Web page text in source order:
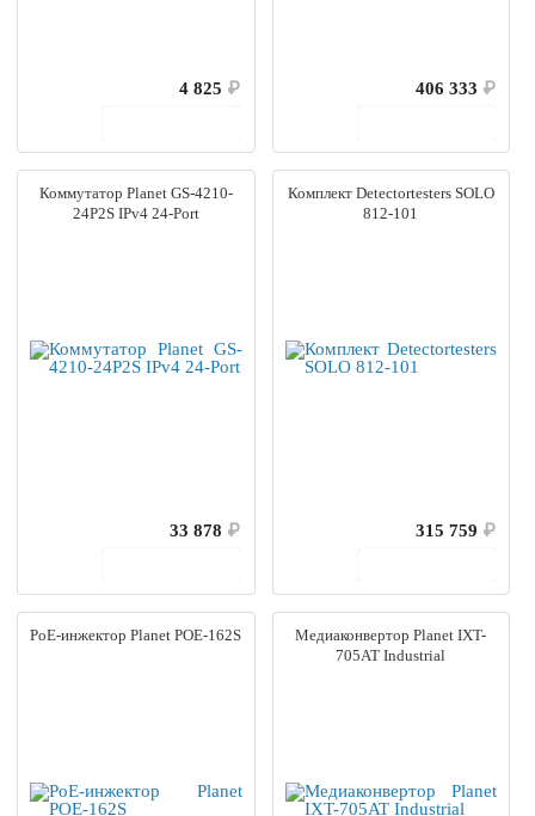
4 825 ₽
406 333 ₽
Коммутатор Planet GS-4210-
24P2S IPv4 24-Port
33 878 ₽
Комплект Detectortesters SOLO
812-101
315 759 ₽
PoE-инжектор Planet POE-162S
Медиаконвертор Planet IXT-
705AT Industrial